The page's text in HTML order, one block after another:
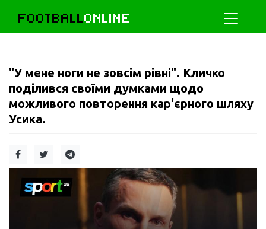
FOOTBALLONLINE
"У мене ноги не зовсім рівні". Кличко
поділився своїми думками щодо
можливого повторення кар'єрного шляху
Усика.